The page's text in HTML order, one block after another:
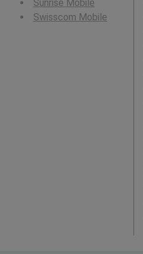
Sunrise Mobile
Swisscom Mobile